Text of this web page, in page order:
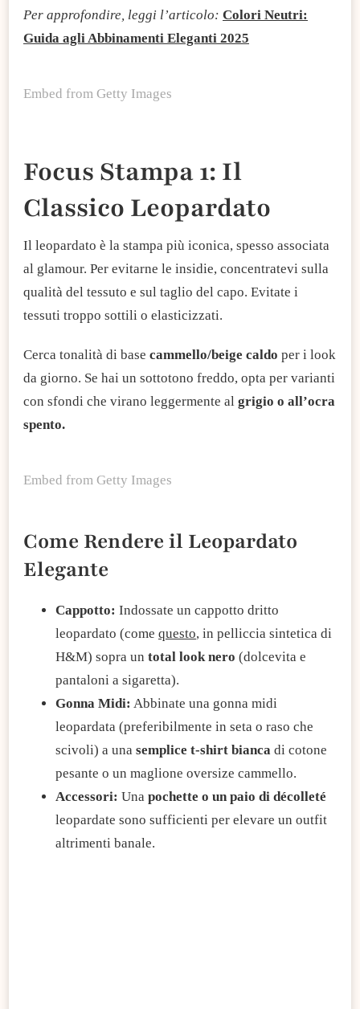
Per approfondire, leggi l’articolo: Colori Neutri:
Guida agli Abbinamenti Eleganti 2025
Embed from Getty Images
Focus Stampa 1: Il
Classico Leopardato
Il leopardato è la stampa più iconica, spesso associata
al glamour. Per evitarne le insidie, concentratevi sulla
qualità del tessuto e sul taglio del capo. Evitate i
tessuti troppo sottili o elasticizzati.
Cerca tonalità di base cammello/beige caldo per i look
da giorno. Se hai un sottotono freddo, opta per varianti
con sfondi che virano leggermente al grigio o all’ocra
spento.
Embed from Getty Images
Come Rendere il Leopardato
Elegante
Cappotto: Indossate un cappotto dritto
leopardato (come questo, in pelliccia sintetica di
H&M) sopra un total look nero (dolcevita e
pantaloni a sigaretta).
Gonna Midi: Abbinate una gonna midi
leopardata (preferibilmente in seta o raso che
scivoli) a una semplice t-shirt bianca di cotone
pesante o un maglione oversize cammello.
Accessori: Una pochette o un paio di décolleté
leopardate sono sufficienti per elevare un outfit
altrimenti banale.